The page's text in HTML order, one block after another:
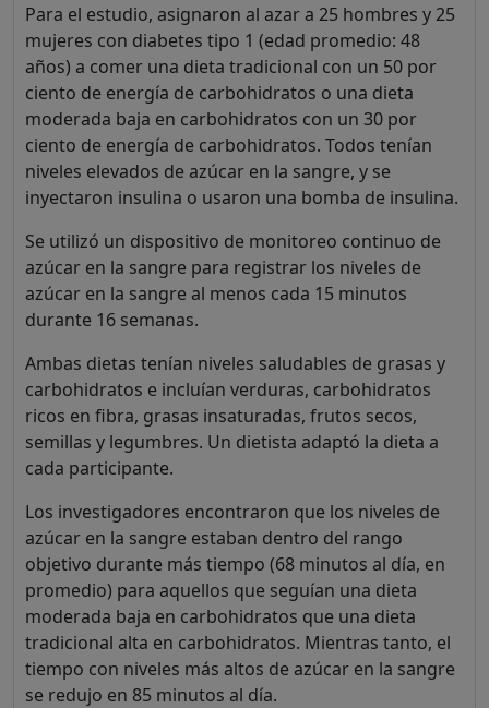
Para el estudio, asignaron al azar a 25 hombres y 25
mujeres con diabetes tipo 1 (edad promedio: 48
años) a comer una dieta tradicional con un 50 por
ciento de energía de carbohidratos o una dieta
moderada baja en carbohidratos con un 30 por
ciento de energía de carbohidratos. Todos tenían
niveles elevados de azúcar en la sangre, y se
inyectaron insulina o usaron una bomba de insulina.
Se utilizó un dispositivo de monitoreo continuo de
azúcar en la sangre para registrar los niveles de
azúcar en la sangre al menos cada 15 minutos
durante 16 semanas.
Ambas dietas tenían niveles saludables de grasas y
carbohidratos e incluían verduras, carbohidratos
ricos en fibra, grasas insaturadas, frutos secos,
semillas y legumbres. Un dietista adaptó la dieta a
cada participante.
Los investigadores encontraron que los niveles de
azúcar en la sangre estaban dentro del rango
objetivo durante más tiempo (68 minutos al día, en
promedio) para aquellos que seguían una dieta
moderada baja en carbohidratos que una dieta
tradicional alta en carbohidratos. Mientras tanto, el
tiempo con niveles más altos de azúcar en la sangre
se redujo en 85 minutos al día.